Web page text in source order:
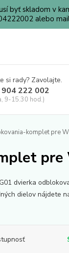
skladom v
alebo
si rady? Zavolajte.
222 002
9-15.30 hod.)
komplet pre
pre
dvierka
dielov nájdete